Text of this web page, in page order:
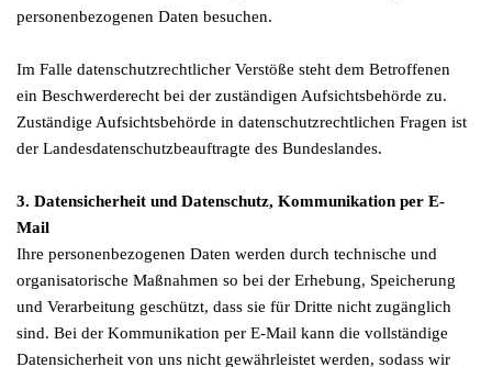
personenbezogenen Daten besuchen.
Im Falle datenschutzrechtlicher Verstöße steht dem Betroffenen
ein Beschwerderecht bei der zuständigen Aufsichtsbehörde zu.
Zuständige Aufsichtsbehörde in datenschutzrechtlichen Fragen ist
der Landesdatenschutzbeauftragte des Bundeslandes.
3. Datensicherheit und Datenschutz, Kommunikation per E-
Mail
Ihre personenbezogenen Daten werden durch technische und
organisatorische Maßnahmen so bei der Erhebung, Speicherung
und Verarbeitung geschützt, dass sie für Dritte nicht zugänglich
sind. Bei der Kommunikation per E-Mail kann die vollständige
Datensicherheit von uns nicht gewährleistet werden, sodass wir